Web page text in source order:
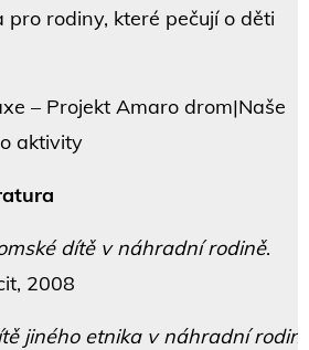
pro rodiny, které pečují o děti
– Projekt Amaro drom|Naše
aktivity
dítě v náhradní rodině.
2008
jiného etnika v náhradní